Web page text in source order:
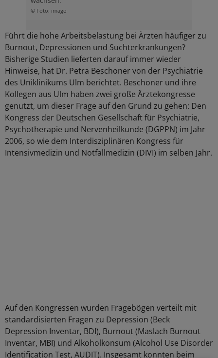
© Foto: imago
Führt die hohe Arbeitsbelastung bei Ärzten häufiger zu
Burnout, Depressionen und Suchterkrankungen?
Bisherige Studien lieferten darauf immer wieder
Hinweise, hat Dr. Petra Beschoner von der Psychiatrie
des Uniklinikums Ulm berichtet. Beschoner und ihre
Kollegen aus Ulm haben zwei große Ärztekongresse
genutzt, um dieser Frage auf den Grund zu gehen: Den
Kongress der Deutschen Gesellschaft für Psychiatrie,
Psychotherapie und Nervenheilkunde (DGPPN) im Jahr
2006, so wie dem Interdisziplinären Kongress für
Intensivmedizin und Notfallmedizin (DIVI) im selben Jahr.
Auf den Kongressen wurden Fragebögen verteilt mit
standardisierten Fragen zu Depression (Beck
Depression Inventar, BDI), Burnout (Maslach Burnout
Inventar, MBI) und Alkoholkonsum (Alcohol Use Disorder
Identification Test, AUDIT). Insgesamt konnten beim